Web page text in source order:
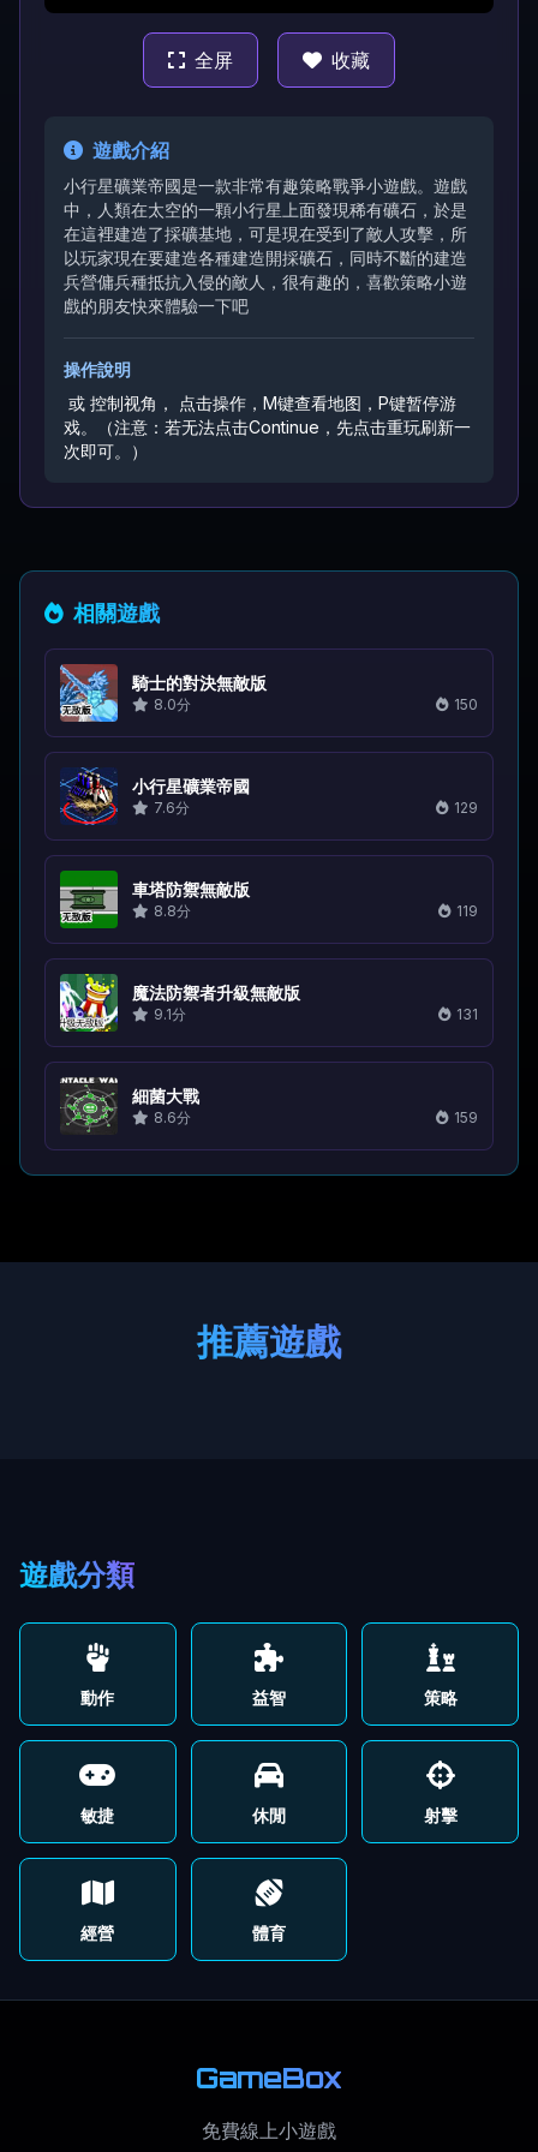
全屏 收藏
遊戲介紹
小行星礦業帝國是一款非常有趣策略戰爭小遊戲。遊戲
中，人類在太空的一顆小行星上面發現稀有礦石，於是
在這裡建造了採礦基地，可是現在受到了敵人攻擊，所
以玩家現在要建造各種建造開採礦石，同時不斷的建造
兵營傭兵種抵抗入侵的敵人，很有趣的，喜歡策略小遊
戲的朋友快來體驗一下吧
操作說明
或 控制视角，
点击操作，M键查看地图，P键暂停游
戏。
（注意：若无法点击Continue，先点击重玩刷新一
次即可。）
相關遊戲
騎士的對決無敵版
8.0分 150
小行星礦業帝國
7.6分 129
車塔防禦無敵版
8.8分 119
魔法防禦者升級無敵版
9.1分 131
細菌大戰
8.6分 159
推薦遊戲
遊戲分類
動作 益智 策略
敏捷 休閒 射擊
經營 體育
GameBox
免費線上小遊戲